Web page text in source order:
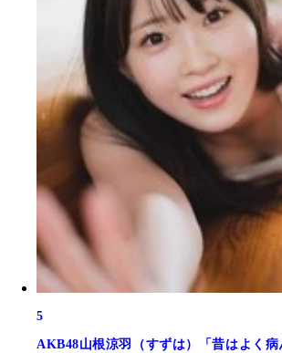
5
AKB48山根涼羽（すずは）「昔はよく